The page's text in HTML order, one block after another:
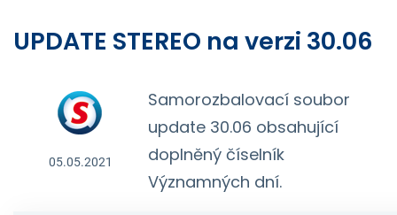
UPDATE STEREO na verzi 30.06
05.05.2021
Samorozbalovací soubor
update 30.06 obsahující
doplněný číselník
Významných dní.